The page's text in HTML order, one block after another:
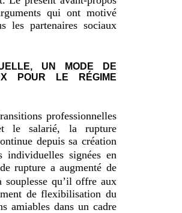
qui ont motivé
les partenaires sociaux
UN MODE DE
POUR LE RÉGIME
professionnelles
le salarié, la rupture
depuis sa création
individuelles signées en
rupture a augmenté de
souplesse qu’il offre aux
de flexibilisation du
amiables dans un cadre